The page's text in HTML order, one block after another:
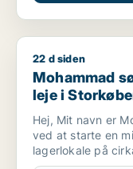
Mohammad søger
22 d siden
Mohammad
leje i
Hej, Mit navn er Mohammad Abyaan Rehman. Jeg er
ved at starte en
lagerlokale på